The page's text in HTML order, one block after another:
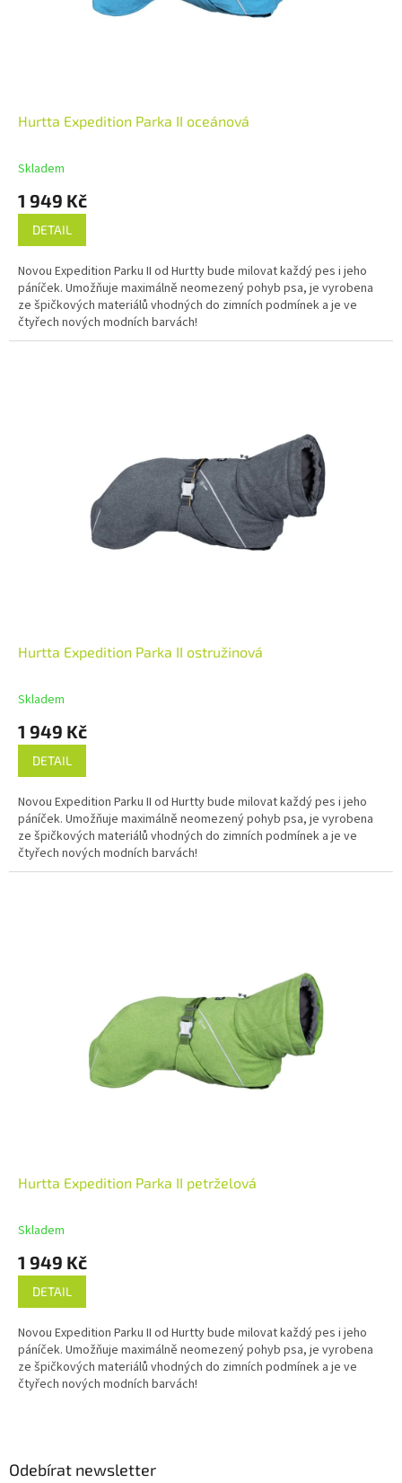
Hurtta Expedition Parka II oceánová
Skladem
1 949 Kč
DETAIL
Novou Expedition Parku II od Hurtty bude milovat každý pes i jeho
páníček. Umožňuje maximálně neomezený pohyb psa, je vyrobena
ze špičkových materiálů vhodných do zimních podmínek a je ve
čtyřech nových modních barvách!
Hurtta Expedition Parka II ostružinová
Skladem
1 949 Kč
DETAIL
Novou Expedition Parku II od Hurtty bude milovat každý pes i jeho
páníček. Umožňuje maximálně neomezený pohyb psa, je vyrobena
ze špičkových materiálů vhodných do zimních podmínek a je ve
čtyřech nových modních barvách!
Hurtta Expedition Parka II petrželová
Skladem
1 949 Kč
DETAIL
Novou Expedition Parku II od Hurtty bude milovat každý pes i jeho
páníček. Umožňuje maximálně neomezený pohyb psa, je vyrobena
ze špičkových materiálů vhodných do zimních podmínek a je ve
čtyřech nových modních barvách!
Odebírat newsletter